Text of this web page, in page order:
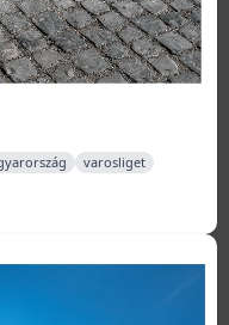
varosliget